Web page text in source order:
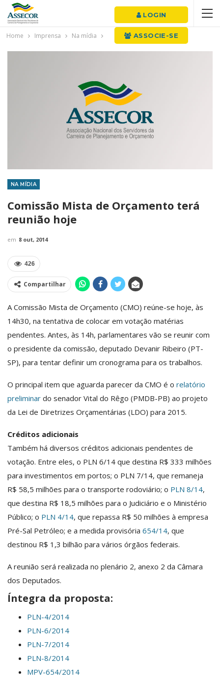
LOGIN
ASSOCIE-SE
Home Imprensa Na mídia
NA MÍDIA
Comissão Mista de Orçamento terá
reunião hoje
em 8 out, 2014
426
Compartilhar
A Comissão Mista de Orçamento (CMO) reúne-se hoje, às
14h30, na tentativa de colocar em votação matérias
pendentes. Antes, às 14h, parlamentares vão se reunir com
o presidente da comissão, deputado Devanir Ribeiro (PT-
SP), para tentar definir um cronograma para os trabalhos.
O principal item que aguarda parecer da CMO é o relatório
preliminar do senador Vital do Rêgo (PMDB-PB) ao projeto
da Lei de Diretrizes Orçamentárias (LDO) para 2015.
Créditos adicionais
Também há diversos créditos adicionais pendentes de
votação. Entre eles, o PLN 6/14 que destina R$ 333 milhões
para investimentos em portos; o PLN 7/14, que remaneja
R$ 58,5 milhões para o transporte rodoviário; o PLN 8/14,
que destina R$ 18,5 milhões para o Judiciário e o Ministério
Público; o PLN 4/14, que repassa R$ 50 milhões à empresa
Pré-Sal Petróleo; e a medida provisória 654/14, que
destinou R$ 1,3 bilhão para vários órgãos federais.
A reunião será realizada no plenário 2, anexo 2 da Câmara
dos Deputados.
Íntegra da proposta:
PLN-4/2014
PLN-6/2014
PLN-7/2014
PLN-8/2014
MPV-654/2014